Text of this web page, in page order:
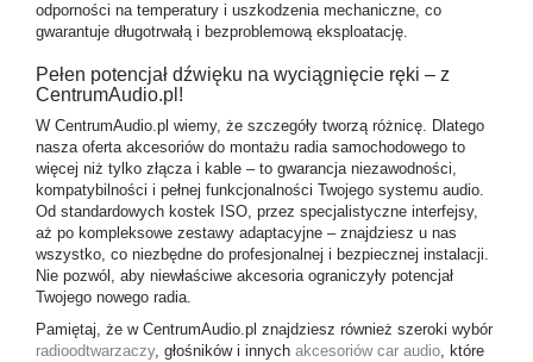
odporności na temperatury i uszkodzenia mechaniczne, co
gwarantuje długotrwałą i bezproblemową eksploatację.
Pełen potencjał dźwięku na wyciągnięcie ręki – z
CentrumAudio.pl!
W CentrumAudio.pl wiemy, że szczegóły tworzą różnicę. Dlatego
nasza oferta akcesoriów do montażu radia samochodowego to
więcej niż tylko złącza i kable – to gwarancja niezawodności,
kompatybilności i pełnej funkcjonalności Twojego systemu audio.
Od standardowych kostek ISO, przez specjalistyczne interfejsy,
aż po kompleksowe zestawy adaptacyjne – znajdziesz u nas
wszystko, co niezbędne do profesjonalnej i bezpiecznej instalacji.
Nie pozwól, aby niewłaściwe akcesoria ograniczyły potencjał
Twojego nowego radia.
Pamiętaj, że w CentrumAudio.pl znajdziesz również szeroki wybór
radioodtwarzaczy, głośników i innych akcesoriów car audio, które